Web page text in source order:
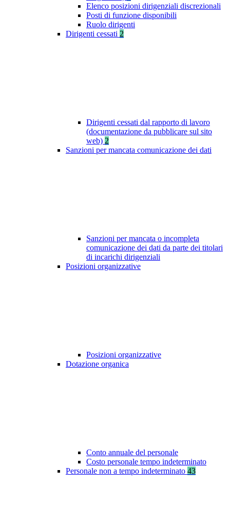
Elenco posizioni dirigenziali discrezionali
Posti di funzione disponibili
Ruolo dirigenti
Dirigenti cessati 2
Dirigenti cessati dal rapporto di lavoro
(documentazione da pubblicare sul sito
web) 2
Sanzioni per mancata comunicazione dei dati
Sanzioni per mancata o incompleta
comunicazione dei dati da parte dei titolari
di incarichi dirigenziali
Posizioni organizzative
Posizioni organizzative
Dotazione organica
Conto annuale del personale
Costo personale tempo indeterminato
Personale non a tempo indeterminato 43